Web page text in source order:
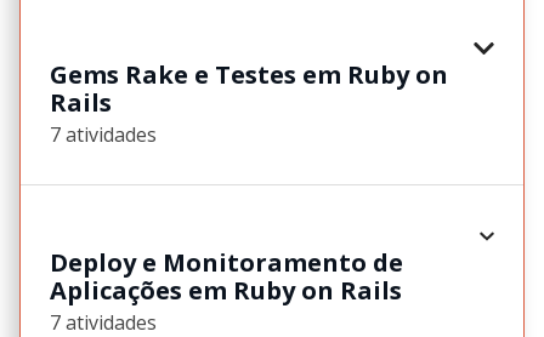
Gems Rake e Testes em Ruby on
Rails
7 atividades
Deploy e Monitoramento de
Aplicações em Ruby on Rails
7 atividades